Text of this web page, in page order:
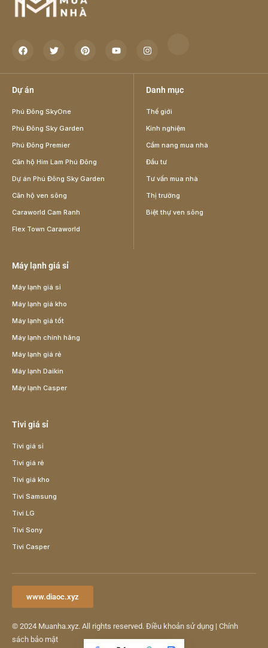
Dự án
Phú Đông SkyOne
Phú Đông Sky Garden
Phú Đông Premier
Căn hộ Him Lam Phú Đông
Dự án Phú Đông Sky Garden
Căn hộ ven sông
Caraworld Cam Ranh
Flex Town Caraworld
Danh mục
Thế giới
Kinh nghiệm
Cẩm nang mua nhà
Đầu tư
Tư vấn mua nhà
Thị trường
Biệt thự ven sông
Máy lạnh giá sỉ
Máy lạnh giá sỉ
Máy lạnh giá kho
Máy lạnh giá tốt
Máy lạnh chính hãng
Máy lạnh giá rẻ
Máy lạnh Daikin
Máy lạnh Casper
Tivi giá sỉ
Tivi giá sỉ
Tivi giá rẻ
Tivi giá kho
Tivi Samsung
Tivi LG
Tivi Sony
Tivi Casper
www.diaoc.xyz
© 2024 Muanha.xyz. All rights reserved. Điều khoản sử dụng | Chính
sách bảo mật